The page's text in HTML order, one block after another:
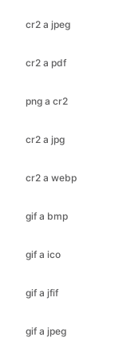
png a cr2
cr2 a jpg
cr2 a webp
gif a bmp
gif a jfif
gif a jpeg
gif a jpg
gif a pdf